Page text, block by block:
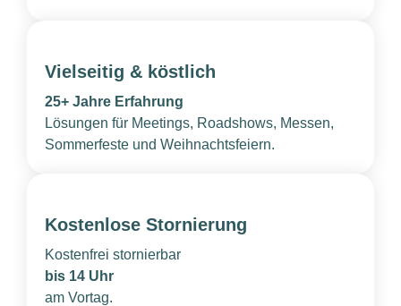
Vielseitig & köstlich
25+ Jahre Erfahrung
Lösungen für Meetings, Roadshows, Messen,
Sommerfeste und Weihnachtsfeiern.
Kostenlose Stornierung
Kostenfrei stornierbar
bis 14 Uhr
am Vortag.